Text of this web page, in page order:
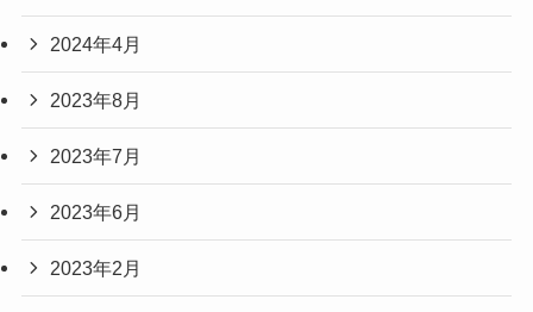
2024年4月
2023年8月
2023年7月
2023年6月
2023年2月